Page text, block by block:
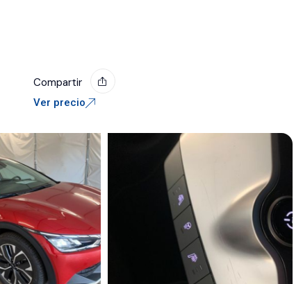
Compartir
Ver precio